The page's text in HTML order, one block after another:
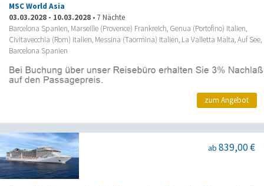
MSC World Asia
03.03.2028 - 10.03.2028 • 7 Nächte
Barcelona Spanien, Marseille (Provence) Frankreich, Genua (Portofino) Italien,
Civitavecchia (Rom) Italien, Messina (Taormina) Italien, La Valletta Malta, Auf See,
Barcelona Spanien
zum Angebot
ab 839,00 €